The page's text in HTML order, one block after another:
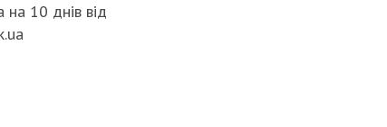
на 10 днів від